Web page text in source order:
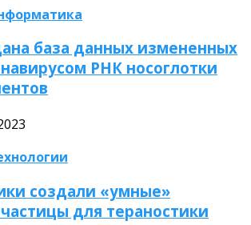
база данных измененных
РНК носоглотки
создали «умные»
для тераностики